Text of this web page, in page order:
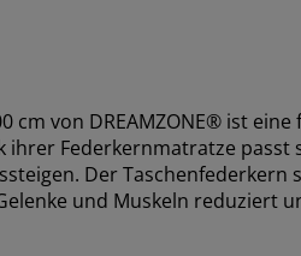
cm von DREAMZONE® ist
Federkernmatratze passt
Der
und Muskeln reduziert